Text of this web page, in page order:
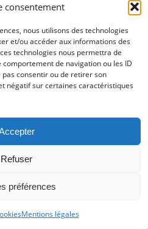
consentement
nous utilisons des technologies
et/ou accéder aux informations des
technologies nous permettra de
de navigation ou les ID
pas consentir ou de retirer son
négatif sur certaines caractéristiques
Refuser
préférences
Mentions légales